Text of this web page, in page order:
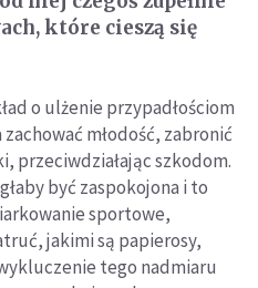
które cieszą się
o ulżenie przypadłościom
młodość, zabronić
przeciwdziałając szkodom.
być zaspokojona i to
sportowe,
jakimi są papierosy,
tego nadmiaru